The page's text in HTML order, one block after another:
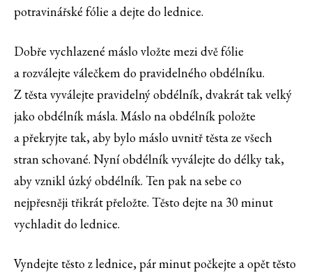
potravinářské fólie a dejte do lednice.
Dobře vychlazené máslo vložte mezi dvě fólie
a rozválejte válečkem do pravidelného obdélníku.
Z těsta vyválejte pravidelný obdélník, dvakrát tak velký
jako obdélník másla. Máslo na obdélník položte
a překryjte tak, aby bylo máslo uvnitř těsta ze všech
stran schované. Nyní obdélník vyválejte do délky tak,
aby vznikl úzký obdélník. Ten pak na sebe co
nejpřesněji třikrát přeložte. Těsto dejte na 30 minut
vychladit do lednice.
Vyndejte těsto z lednice, pár minut počkejte a opět těsto